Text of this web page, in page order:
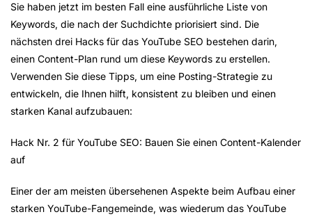
Sie haben jetzt im besten Fall eine ausführliche Liste von
Keywords, die nach der Suchdichte priorisiert sind. Die
nächsten drei Hacks für das YouTube SEO bestehen darin,
einen Content-Plan rund um diese Keywords zu erstellen.
Verwenden Sie diese Tipps, um eine Posting-Strategie zu
entwickeln, die Ihnen hilft, konsistent zu bleiben und einen
starken Kanal aufzubauen:
Hack Nr. 2 für YouTube SEO: Bauen Sie einen Content-Kalender
auf
Einer der am meisten übersehenen Aspekte beim Aufbau einer
starken YouTube-Fangemeinde, was wiederum das YouTube